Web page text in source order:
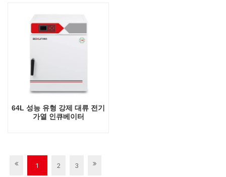
64L 성능 유형 강제 대류 전기
가열 인큐베이터
1 2 3